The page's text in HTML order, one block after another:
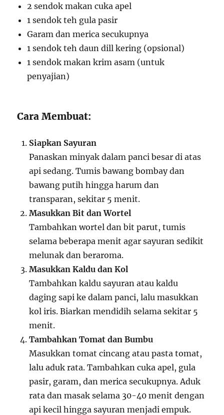
2 sendok makan cuka apel
1 sendok teh gula pasir
Garam dan merica secukupnya
1 sendok teh daun dill kering (opsional)
1 sendok makan krim asam (untuk
penyajian)
Cara Membuat:
Siapkan Sayuran
Panaskan minyak dalam panci besar di atas
api sedang. Tumis bawang bombay dan
bawang putih hingga harum dan
transparan, sekitar 5 menit.
Masukkan Bit dan Wortel
Tambahkan wortel dan bit parut, tumis
selama beberapa menit agar sayuran sedikit
melunak dan beraroma.
Masukkan Kaldu dan Kol
Tambahkan kaldu sayuran atau kaldu
daging sapi ke dalam panci, lalu masukkan
kol iris. Biarkan mendidih selama sekitar 5
menit.
Tambahkan Tomat dan Bumbu
Masukkan tomat cincang atau pasta tomat,
lalu aduk rata. Tambahkan cuka apel, gula
pasir, garam, dan merica secukupnya. Aduk
rata dan masak selama 30-40 menit dengan
api kecil hingga sayuran menjadi empuk.